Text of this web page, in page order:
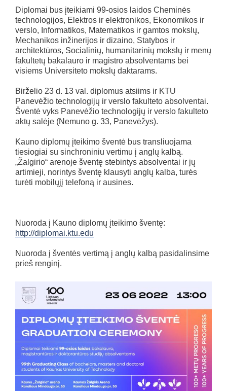
Diplomai bus įteikiami 99-osios laidos Cheminės
technologijos, Elektros ir elektronikos, Ekonomikos ir
verslo, Informatikos, Matematikos ir gamtos mokslų,
Mechanikos inžinerijos ir dizaino, Statybos ir
architektūros, Socialinių, humanitarinių mokslų ir menų
fakultetų bakalauro ir magistro absolventams bei
visiems Universiteto mokslų daktarams.
Birželio 23 d. 13 val. diplomus atsiims ir KTU
Panevėžio technologijų ir verslo fakulteto absolventai.
Šventė vyks Panevėžio technologijų ir verslo fakulteto
aktų salėje (Nemuno g. 33, Panevėžys).
Kauno diplomų įteikimo šventė bus transliuojama
tiesiogiai su sinchroniniu vertimu į anglų kalbą.
„Žalgirio“ arenoje šventę stebintys absolventai ir jų
artimieji, norintys šventę klausyti anglų kalba, turės
turėti mobilųjį telefoną ir ausines.
Nuoroda į Kauno diplomų įteikimo šventę:
http://diplomai.ktu.edu
Nuoroda į šventės vertimą į anglų kalbą pasidalinsime
prieš renginį.